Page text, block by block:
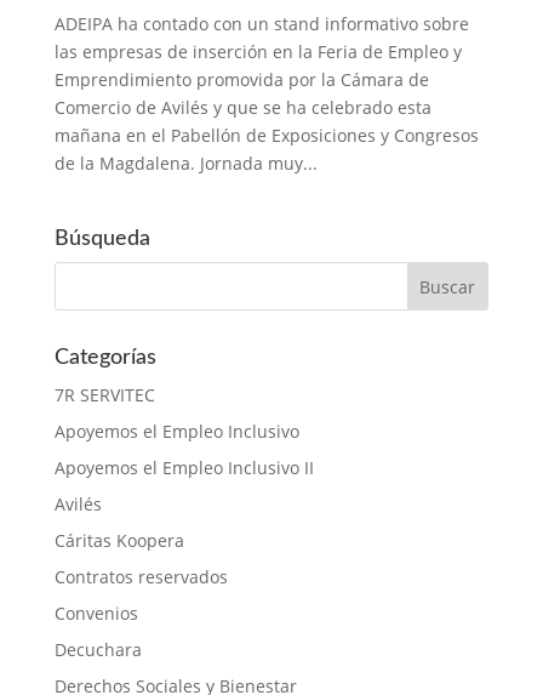
ADEIPA ha contado con un stand informativo sobre
las empresas de inserción en la Feria de Empleo y
Emprendimiento promovida por la Cámara de
Comercio de Avilés y que se ha celebrado esta
mañana en el Pabellón de Exposiciones y Congresos
de la Magdalena. Jornada muy...
Búsqueda
Categorías
7R SERVITEC
Apoyemos el Empleo Inclusivo
Apoyemos el Empleo Inclusivo II
Avilés
Cáritas Koopera
Contratos reservados
Convenios
Decuchara
Derechos Sociales y Bienestar